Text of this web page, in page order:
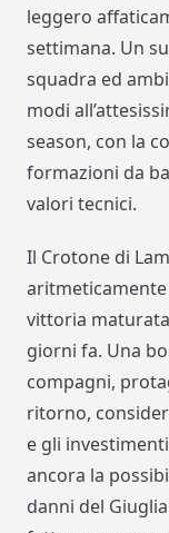
leggero
settimana. Un
squadra ed
modi
season, con la
formazioni da
valori tecnici.
Il Crotone di
vittoria
giorni fa. Una
compagni,
ritorno,
e gli
ancora la
danni del